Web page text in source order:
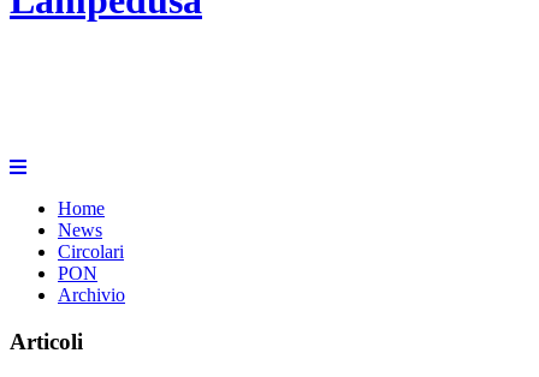
Home
News
Circolari
PON
Archivio
Articoli